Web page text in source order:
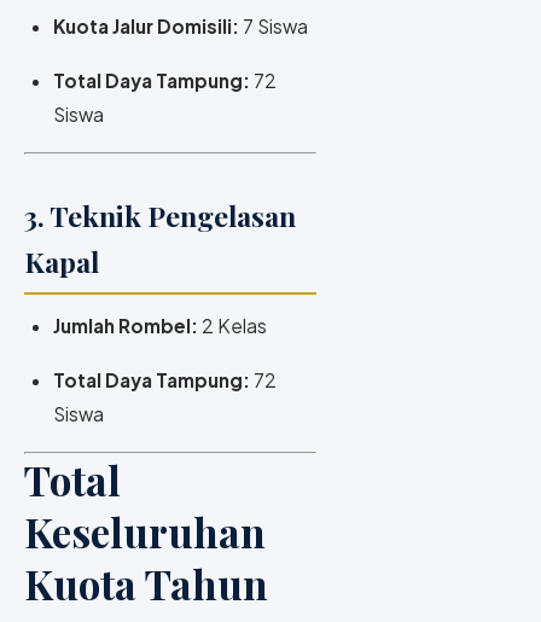
Kuota Jalur Domisili: 7 Siswa
Total Daya Tampung: 72
Siswa
3. Teknik Pengelasan
Kapal
Jumlah Rombel: 2 Kelas
Total Daya Tampung: 72
Siswa
Total
Keseluruhan
Kuota Tahun